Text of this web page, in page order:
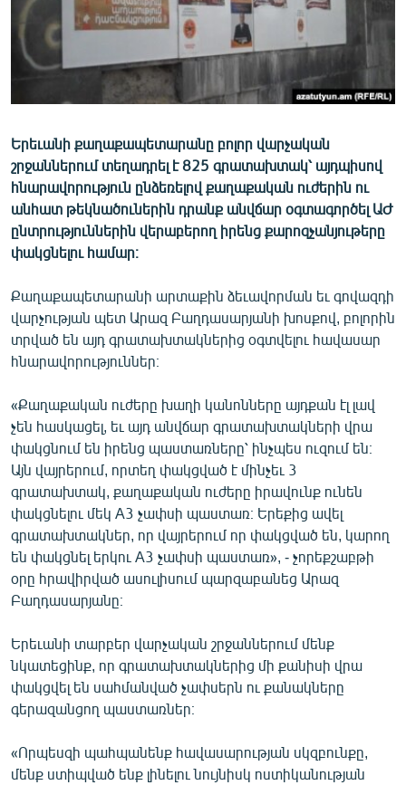
ՄՇԱԿՈՒՅԹ
ՍՊՈՐՏ
ՄԵԿՆԱԲԱՆՈՒԹՅՈՒՆ
ՏՏ ԵՒ ԻՆՏԵՐՆԵՏ
ԿՈՐՈՆԱՎԻՐՈՒՍ
ԱՐԽԻՎ
ՏԵՍԱՆՅՈՒԹԵՐ
ԲԱՆԱՎԵՃ
ՓՈԴՔԱՍԹ
Հայերեն
Русский
ՀԵՏԵՎԵՔ ՄԵԶ
«Ազատության» բոլոր կայքերը
Երեւանի քաղաքապետարանը բոլոր վարչական
շրջաններում տեղադրել է 825 գրատախտակ՝ այդպիսով
հնարավորություն ընձեռելով քաղաքական ուժերին ու
անհատ թեկնածուներին դրանք անվճար օգտագործել ԱԺ
ընտրություններին վերաբերող իրենց քարոզչանյութերը
փակցնելու համար։
Քաղաքապետարանի արտաքին ձեւավորման եւ գովազդի
վարչության պետ Արազ Բաղդասարյանի խոսքով, բոլորին
տրված են այդ գրատախտակներից օգտվելու հավասար
հնարավորություններ։
«Քաղաքական ուժերը խաղի կանոնները այդքան էլ լավ
չեն հասկացել, եւ այդ անվճար գրատախտակների վրա
փակցնում են իրենց պաստառները՝ ինչպես ուզում են։
Այն վայրերում, որտեղ փակցված է մինչեւ 3
գրատախտակ, քաղաքական ուժերը իրավունք ունեն
փակցնելու մեկ A3 չափսի պաստառ։ Երեքից ավել
գրատախտակներ, որ վայրերում որ փակցված են, կարող
են փակցնել երկու A3 չափսի պաստառ», - չորեքշաբթի
օրը հրավիրված ասուլիսում պարզաբանեց Արազ
Բաղդասարյանը։
Երեւանի տարբեր վարչական շրջաններում մենք
նկատեցինք, որ գրատախտակներից մի քանիսի վրա
փակցվել են սահմանված չափսերն ու քանակները
գերազանցող պաստառներ։
«Որպեսզի պահպանենք հավասարության սկզբունքը,
մենք ստիպված ենք լինելու նույնիսկ ոստիկանության